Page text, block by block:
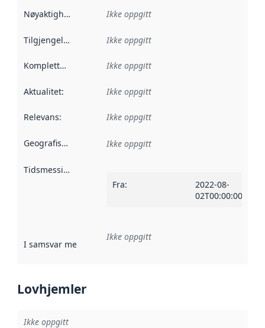
Nøyaktighet Ikke oppgitt
Tilgjengelighet Ikke oppgitt
Kompletthet Ikke oppgitt
Aktualitet: Ikke oppgitt
Relevans: Ikke oppgitt
Geografisk avgrensning :
Ikke oppgitt
Tidsmessig avgrensning
Fra:
2022-08-
02T00:00:00Z
I samsvar med Referanse til en implementasjonsregel
Ikke oppgitt
Lovhjemler
Ikke oppgitt